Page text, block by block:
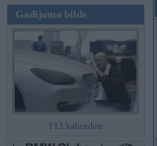
Gadījuma bilde
F13 kabriolets